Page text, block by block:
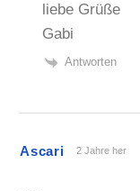
liebe Grüße
Gabi
Antworten
Ascari 2 Jahre her